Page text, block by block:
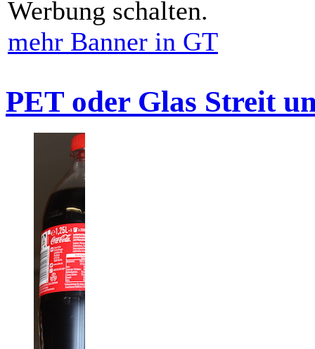
Werbung schalten.
mehr Banner in GT
PET oder Glas Streit